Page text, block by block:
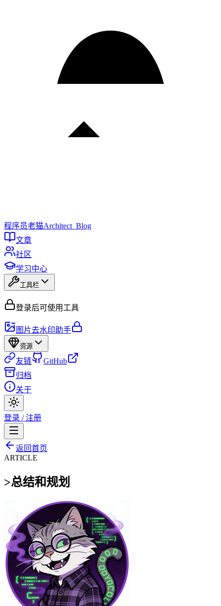
程序员老猫Architect_Blog
文章
社区
学习中心
工具栏
登录后可使用工具
图片去水印助手
资源
友链
GitHub
归档
关于
登录 / 注册
返回首页
ARTICLE
>总结和规划